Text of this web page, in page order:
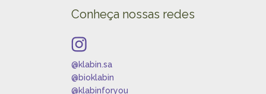
Conheça nossas redes
@klabin.sa
@bioklabin
@klabinforyou